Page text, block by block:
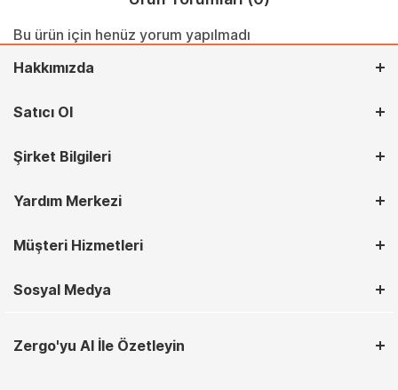
Bu ürün için henüz yorum yapılmadı
Hakkımızda
Satıcı Ol
Şirket Bilgileri
Yardım Merkezi
Müşteri Hizmetleri
Sosyal Medya
Zergo'yu AI İle Özetleyin